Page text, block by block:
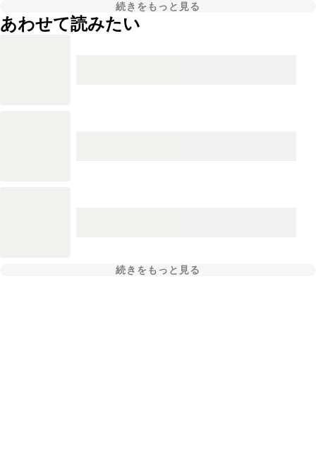
続きをもっと見る
あわせて読みたい
続きをもっと見る